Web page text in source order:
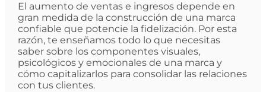
El aumento de ventas e ingresos depende en
gran medida de la construcción de una marca
confiable que potencie la fidelización. Por esta
razón, te enseñamos todo lo que necesitas
saber sobre los componentes visuales,
psicológicos y emocionales de una marca y
cómo capitalizarlos para consolidar las relaciones
con tus clientes.